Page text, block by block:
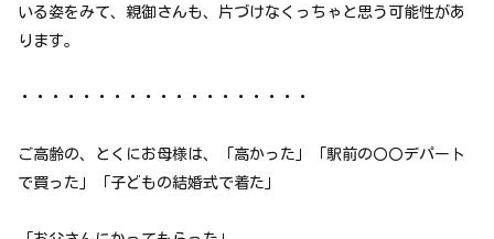
いる姿をみて、親御さんも、片づけなくっちゃと思う可能性があ
ります。
・・・・・・・・・・・・・・・・・・・
ご高齢の、とくにお母様は、「高かった」「駅前の〇〇デパート
で買った」「子どもの結婚式で着た」